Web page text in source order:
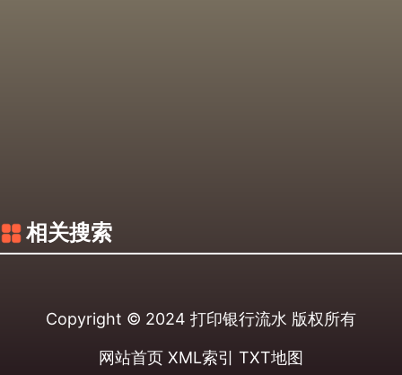
相关搜索
Copyright © 2024 打印银行流水 版权所有
网站首页 XML索引 TXT地图